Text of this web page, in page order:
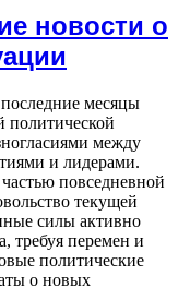
новости о
месяцы
политической
между
и лидерами.
повседневной
текущей
силы активно
требуя перемен и
политические
о новых